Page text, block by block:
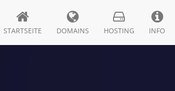
STARTSEITE DOMAINS HOSTING INFO